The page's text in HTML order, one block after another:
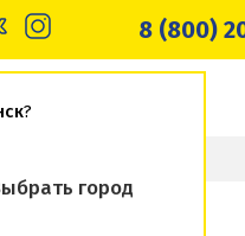
?
город
8 (800)